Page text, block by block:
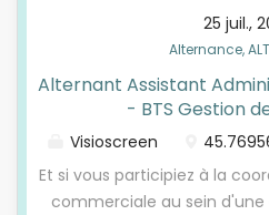
vue d'obtenir un diplôme de
MISSIONS En tant
commercial, vos missions
le support au
actions de prospections
auprès des cibles prospects
Réceptionner, filtrer et
25 juil.,
Alternance,
Alternant Assistant
- BTS Gestion
Visioscreen
Et si vous participiez à la
commerciale au sein